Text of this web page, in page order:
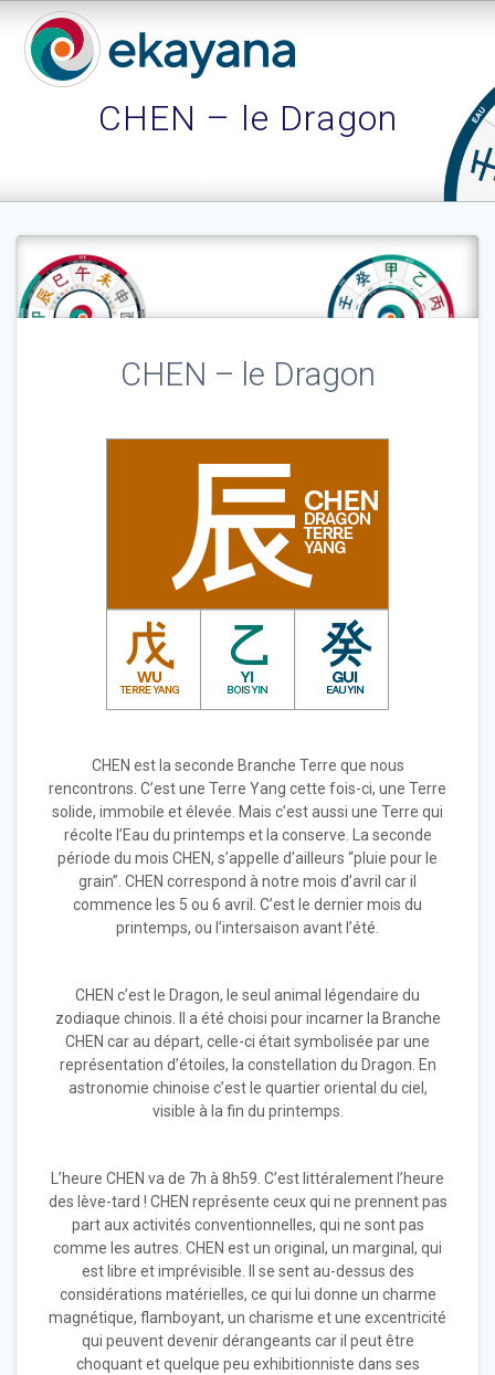
content
CHEN – le Dragon
CHEN – le Dragon
CHEN est la seconde Branche Terre que nous
rencontrons. C’est une Terre Yang cette fois-ci, une Terre
solide, immobile et élevée. Mais c’est aussi une Terre qui
récolte l’Eau du printemps et la conserve. La seconde
période du mois CHEN, s’appelle d’ailleurs “pluie pour le
grain”. CHEN correspond à notre mois d’avril car il
commence les 5 ou 6 avril. C’est le dernier mois du
printemps, ou l’intersaison avant l’été.
CHEN c’est le Dragon, le seul animal légendaire du
zodiaque chinois. Il a été choisi pour incarner la Branche
CHEN car au départ, celle-ci était symbolisée par une
représentation d’étoiles, la constellation du Dragon. En
astronomie chinoise c’est le quartier oriental du ciel,
visible à la fin du printemps.
L’heure CHEN va de 7h à 8h59. C’est littéralement l’heure
des lève-tard ! CHEN représente ceux qui ne prennent pas
part aux activités conventionnelles, qui ne sont pas
comme les autres. CHEN est un original, un marginal, qui
est libre et imprévisible. Il se sent au-dessus des
considérations matérielles, ce qui lui donne un charme
magnétique, flamboyant, un charisme et une excentricité
qui peuvent devenir dérangeants car il peut être
choquant et quelque peu exhibitionniste dans ses